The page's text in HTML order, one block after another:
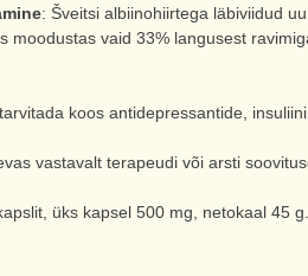
: Šveitsi albiinohiirtega läbiviidud
moodustas vaid 33% langusest
koos antidepressantide,
vastavalt terapeudi või arsti
üks kapsel 500 mg, netokaal 45 g.